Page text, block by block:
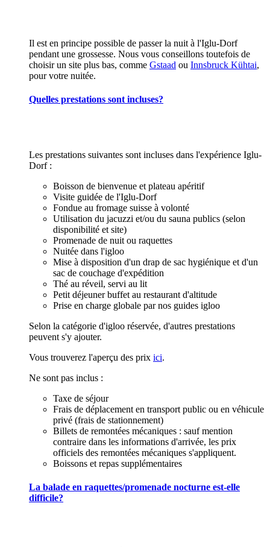
Il est en principe possible de passer la nuit à l'Iglu-Dorf
pendant une grossesse. Nous vous conseillons toutefois de
choisir un site plus bas, comme Gstaad ou Innsbruck Kühtai,
pour votre nuitée.
Quelles prestations sont incluses?
Les prestations suivantes sont incluses dans l'expérience Iglu-
Dorf :
Boisson de bienvenue et plateau apéritif
Visite guidée de l'Iglu-Dorf
Fondue au fromage suisse à volonté
Utilisation du jacuzzi et/ou du sauna publics (selon
disponibilité et site)
Promenade de nuit ou raquettes
Nuitée dans l'igloo
Mise à disposition d'un drap de sac hygiénique et d'un
sac de couchage d'expédition
Thé au réveil, servi au lit
Petit déjeuner buffet au restaurant d'altitude
Prise en charge globale par nos guides igloo
Selon la catégorie d'igloo réservée, d'autres prestations
peuvent s'y ajouter.
Vous trouverez l'aperçu des prix ici.
Ne sont pas inclus :
Taxe de séjour
Frais de déplacement en transport public ou en véhicule
privé (frais de stationnement)
Billets de remontées mécaniques : sauf mention
contraire dans les informations d'arrivée, les prix
officiels des remontées mécaniques s'appliquent.
Boissons et repas supplémentaires
La balade en raquettes/promenade nocturne est-elle
difficile?